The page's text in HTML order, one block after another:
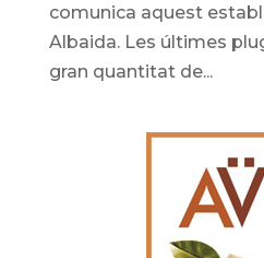
comunica aquest
Albaida. Les últimes
gran quantitat de...